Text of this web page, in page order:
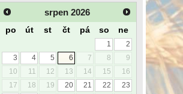
srpen 2026
po út st čt pá so ne
1
2
3
4 5 6 7 8
9
10
11 12 13 14 15
16
17
18 19 20 21 22
23